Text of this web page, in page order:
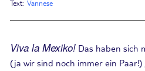
Text: Vannese
Viva la Mexiko! Das haben sich
(ja wir sind noch immer ein